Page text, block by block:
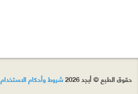
حقوق الطبع © أبجد 2026 شروط وأحكام الاستخدام